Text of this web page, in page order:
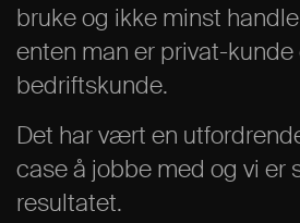
bruke og ikke minst
enten man er privat-kunde
bedriftskunde.
Det har vært en
case å jobbe med og vi er
resultatet.